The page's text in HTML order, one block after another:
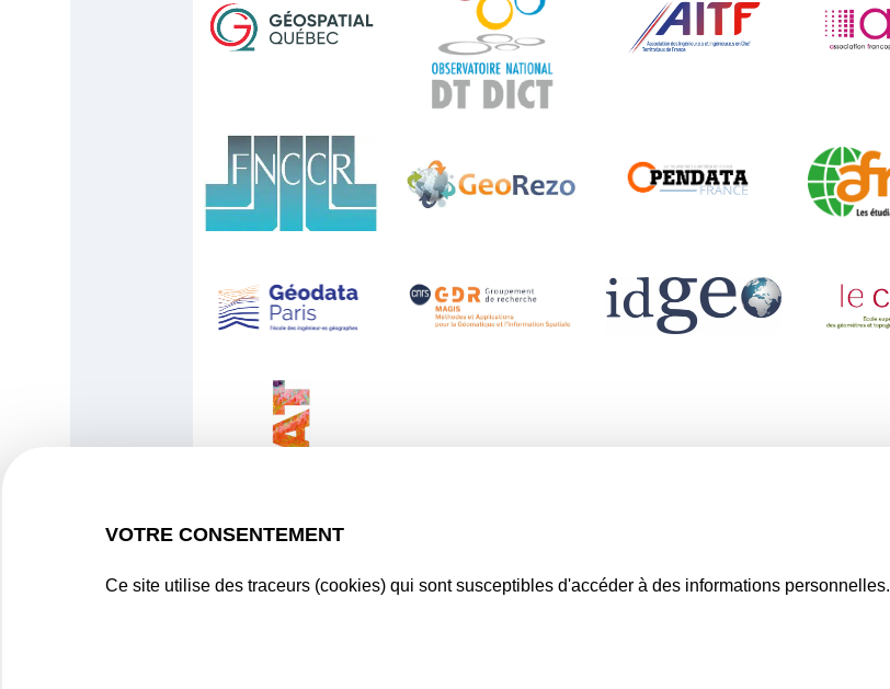
VOTRE CONSENTEMENT
Ce site utilise des traceurs (cookies) qui sont susceptibles d'accéder à des informations personnelles.